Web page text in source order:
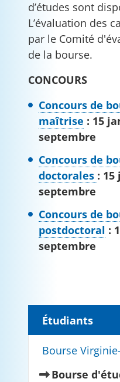
Étudiants
Bourse
Bourse
d’études sont
L’évaluation des
par le Comité
de la bourse.
CONCOURS
Concours de
maîtrise : 15
septembre
Concours de
doctorales : 15
septembre
Concours de
postdoctoral :
septembre